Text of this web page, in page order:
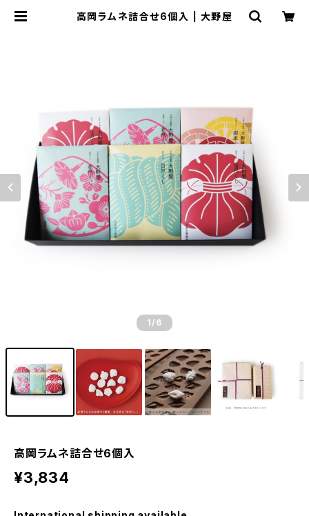
高岡ラムネ詰合せ6個入 | 大野屋
1 /6
高岡ラムネ詰合せ6個入
¥3,834